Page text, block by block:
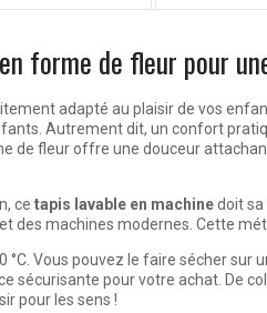
forme de fleur pour
adapté au plaisir de vos
Autrement dit, un confort
de fleur offre une douceur
ce tapis lavable en machinedoit sa
machines modernes. Cette
Vous pouvez le faire sécher
sécurisante pour votre achat. De
pour les sens !